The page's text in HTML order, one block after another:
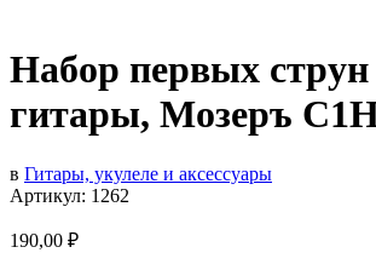
Набор первых струн
гитары, Мозеръ
в Гитары, укулеле и аксессуары
Артикул: 1262
190,00 ₽